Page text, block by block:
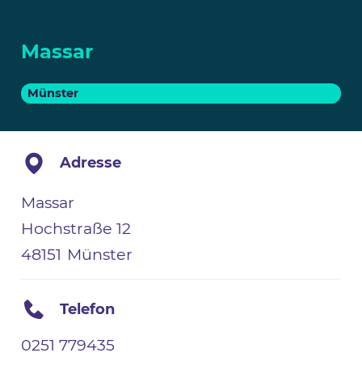
Massar
Münster
Adresse
Massar
Hochstraße 12
48151 Münster
Telefon
0251 779435